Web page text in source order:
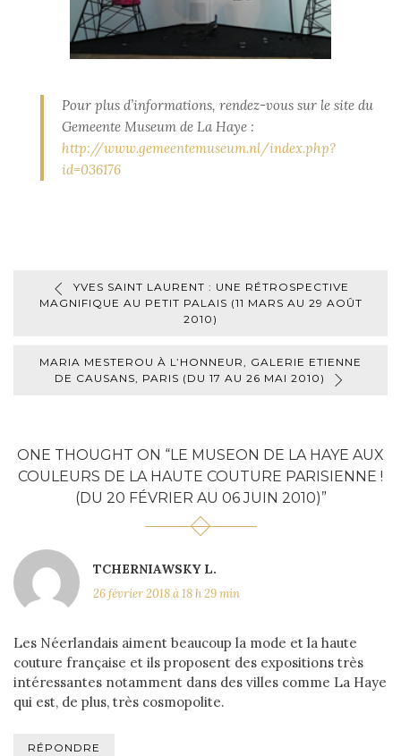
Pour plus d’informations, rendez-vous sur le site du
Gemeente Museum de La Haye :
http://www.gemeentemuseum.nl/index.php?
id=036176
YVES SAINT LAURENT : UNE RÉTROSPECTIVE
MAGNIFIQUE AU PETIT PALAIS (11 MARS AU 29 AOÛT
2010)
MARIA MESTEROU À L’HONNEUR, GALERIE ETIENNE
DE CAUSANS, PARIS (DU 17 AU 26 MAI 2010)
ONE THOUGHT ON “LE MUSEON DE LA HAYE AUX
COULEURS DE LA HAUTE COUTURE PARISIENNE !
(DU 20 FÉVRIER AU 06 JUIN 2010)”
TCHERNIAWSKY L.
26 février 2018 à 18 h 29 min
Les Néerlandais aiment beaucoup la mode et la haute
couture française et ils proposent des expositions très
intéressantes notamment dans des villes comme La Haye
qui est, de plus, très cosmopolite.
RÉPONDRE